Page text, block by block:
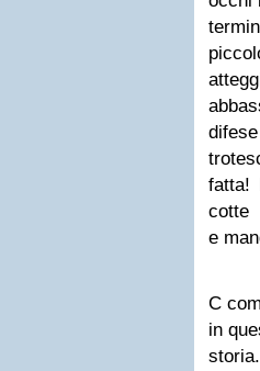
fatta!
cotte
e
C
in